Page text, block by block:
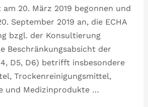
20. März 2019 begonnen und
September 2019 an, die ECHA
bzgl. der Konsultierung
Beschränkungsabsicht der
D5, D6) betrifft insbesondere
Trockenreinigungsmittel,
und Medizinprodukte …